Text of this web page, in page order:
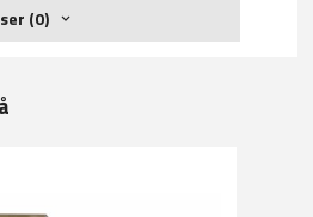
(0)